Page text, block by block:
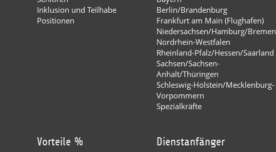
Inklusion und Teilhabe
Positionen
Berlin/Brandenburg
Frankfurt am Main (Flughafen)
Niedersachsen/Hamburg/Bremen
Nordrhein-Westfalen
Rheinland-Pfalz/Hessen/Saarland
Sachsen/Sachsen-
Anhalt/Thüringen
Schleswig-Holstein/Mecklenburg-
Vorpommern
Spezialkräfte
Vorteile % Dienstanfänger